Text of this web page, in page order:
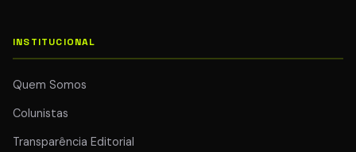
INSTITUCIONAL
Quem Somos
Colunistas
Transparência Editorial